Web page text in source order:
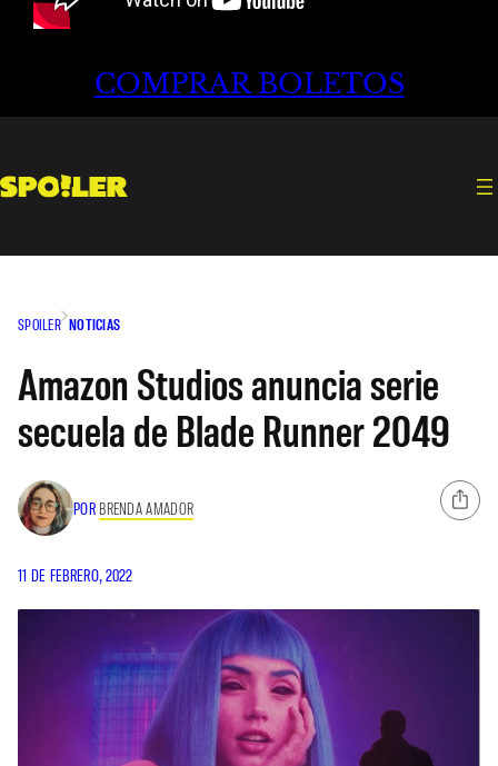
COMPRAR BOLETOS
SPOILER NOTICIAS
Amazon Studios anuncia serie
secuela de Blade Runner 2049
POR BRENDA AMADOR
11 DE FEBRERO, 2022